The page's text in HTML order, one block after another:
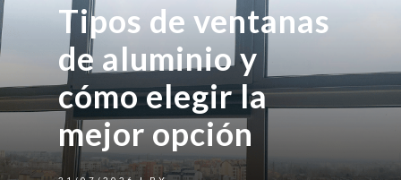
Tipos de ventanas
de aluminio y
cómo elegir la
mejor opción